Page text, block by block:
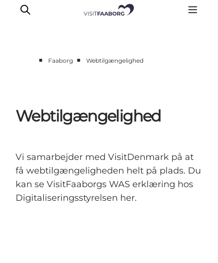
Oplevelser
Øhop
Det sker
■ Faaborg ■ Webtilgængelighed
Webtilgængelighed
Vi samarbejder med VisitDenmark på at
få webtilgængeligheden helt på plads. Du
kan se VisitFaaborgs WAS erklæring hos
Digitaliseringsstyrelsen her.